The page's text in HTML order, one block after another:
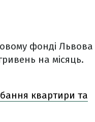
фонді Львова
на місяць.
квартири та